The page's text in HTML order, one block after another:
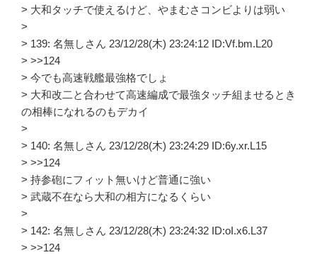
> 大和タッチで使えるけど、やまむさコンビよりは弱い
>
> 139: 名無しさん 23/12/28(木) 23:24:12 ID:Vf.bm.L20
> >>124
> 今でも高速戦艦最強格でしょ
> 大和改二と合わせて高速編成で最強タッチ組ませるとき
の相棒になれるのもデカイ
>
> 140: 名無しさん 23/12/28(木) 23:24:29 ID:6y.xr.L15
> >>124
> 持参砲にフィット無いけど普通に強い
> 武蔵不在なら大和の相方になるくらい
>
> 142: 名無しさん 23/12/28(木) 23:24:32 ID:oI.x6.L37
> >>124